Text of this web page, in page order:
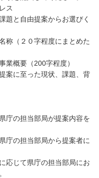
ス
と自由提案からお選びく
（２０字程度にまとめた
概要（200字程度）
に至った現状、課題、背
庁の担当部局が提案内容を
庁の担当部局から提案者に
応じて県庁の担当部局にお